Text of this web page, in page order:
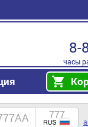
8-
часы